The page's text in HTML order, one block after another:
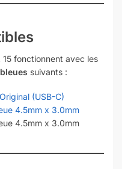
fonctionnent avec les
suivants :
(USB-C)
4.5mm x 3.0mm
4.5mm x 3.0mm